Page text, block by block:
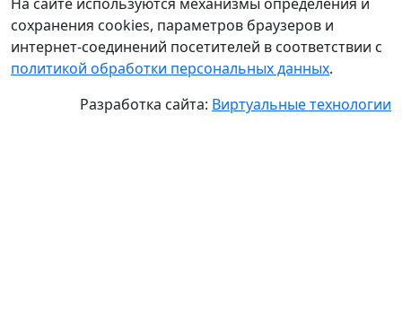
сохранения cookies, параметров браузеров и
интернет-соединений посетителей в соответствии с
политикой обработки персональных данных.
Разработка сайта: Виртуальные технологии